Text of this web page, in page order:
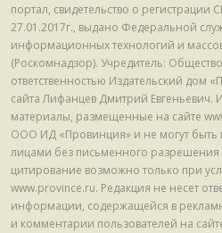
портал, свидетельство о
27.01.2017г., выдано Федеральной
информационных технологий и
(Роскомнадзор). Учредитель:
ответственностью Издательский дом
сайта Лифанцев Дмитрий Евгеньевич.
материалы, размещенные на сайте
ООО ИД «Провинция» и не могут быть
лицами без письменного разрешения
цитирование возможно только при
www.province.ru. Редакция не несет
информации, содержащейся в
и комментарии пользователей на